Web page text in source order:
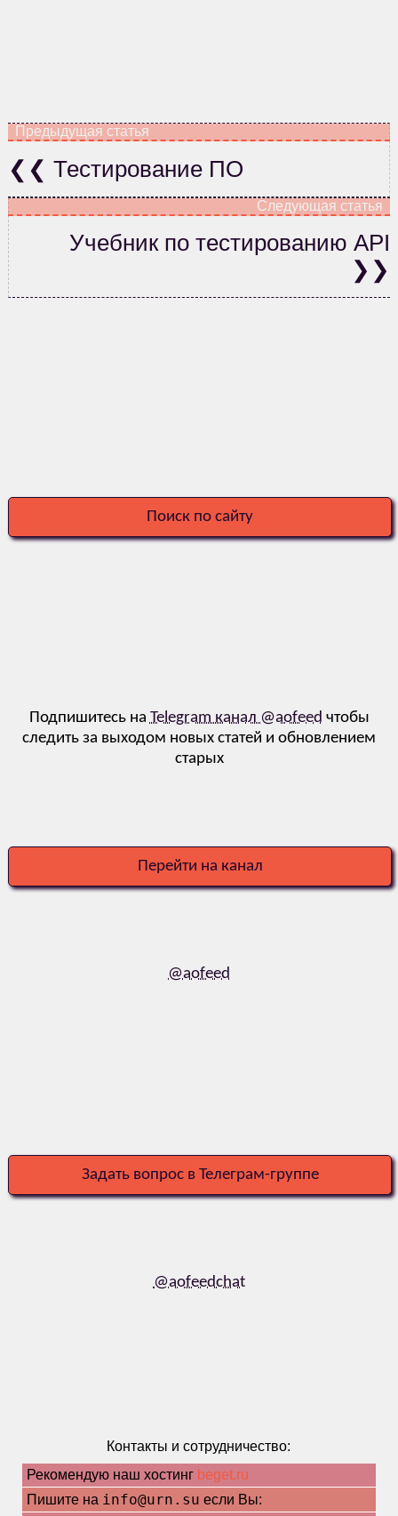
Тестирование ПО
Учебник по тестированию API
Поиск по сайту
Подпишитесь наTelegram канал @aofeed чтобы
следить за выходом новых статей и обновлением
старых
Перейти на канал
@aofeed
Задать вопрос в Телеграм-группе
@aofeedchat
Контакты и сотрудничество:
Рекомендую наш хостинг beget.ru
Пишите на info@urn.su если Вы: